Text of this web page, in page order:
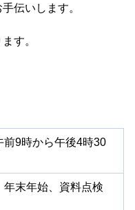
伝いします。
す。
9時から午後4時30
年末年始、資料点検